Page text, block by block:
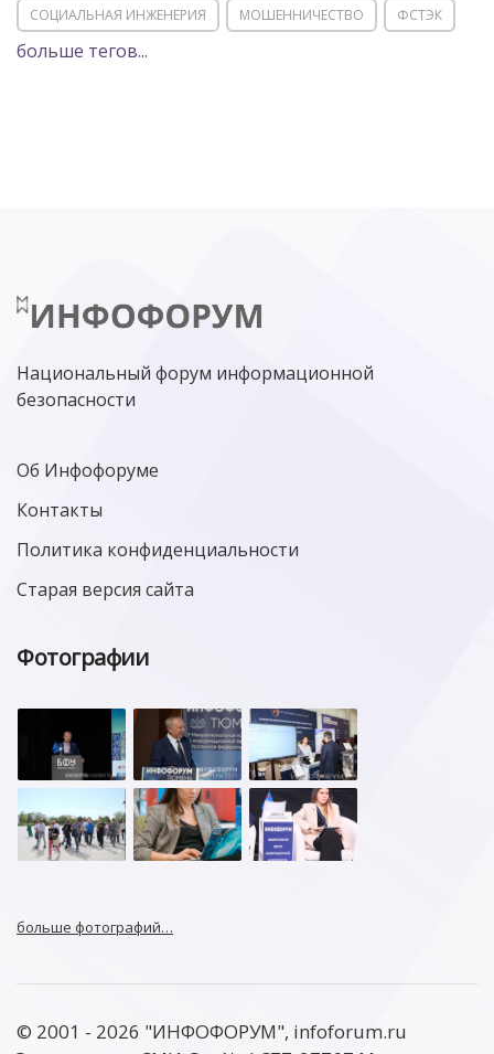
СОЦИАЛЬНАЯ ИНЖЕНЕРИЯ МОШЕННИЧЕСТВО ФСТЭК
POSITIVE TECHNOLOGIES
МИНЦИФРЫ РОССИИ NGFW
больше тегов...
Национальный форум информационной
безопасности
Об Инфофоруме
Контакты
Политика конфиденциальности
Старая версия сайта
Фотографии
больше фотографий…
© 2001 - 2026 "ИНФОФОРУМ", infoforum.ru